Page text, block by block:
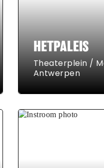
HETPALEIS
Theaterplein /
Antwerpen